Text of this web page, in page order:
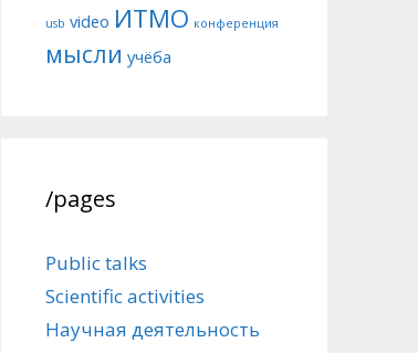
usb video ИТМО конференция
мысли учёба
/pages
Public talks
Scientific activities
Научная деятельность